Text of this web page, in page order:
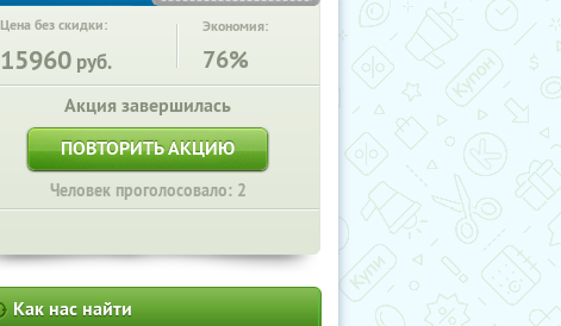
Цена без скидки:
15960 руб.
Экономия:
76%
Акция завершилась
ПОВТОРИТЬ АКЦИЮ
Человек проголосовало: 2
Как нас найти